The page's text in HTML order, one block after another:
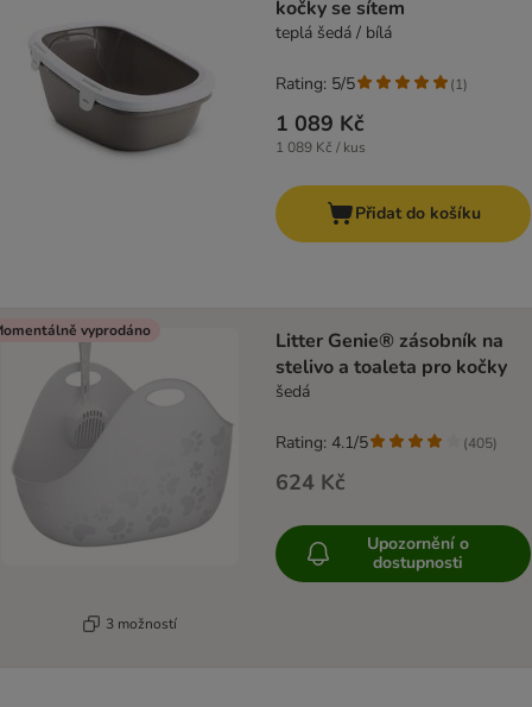
kočky se sítem
teplá šedá / bílá
1 089 Kč
1 089 Kč / kus
Rating: 5/5 (1)
Přidat do košíku
vyprodáno
3 možností
Litter Genie® zásobník na
stelivo a toaleta pro kočky
šedá
624 Kč
Rating: 4.1/5 (405)
Upozornění o
dostupnosti